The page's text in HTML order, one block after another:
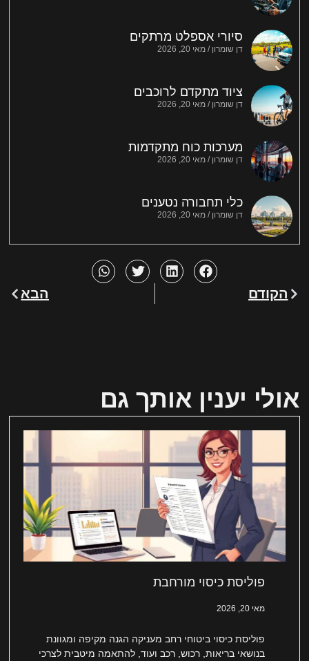
סיורי אספלט מרתקים
דן שומרון מאי 20, 2026
ציוד מתקדם לרוכבים
דן שומרון מאי 20, 2026
מערכות כוח מתקדמות
דן שומרון מאי 20, 2026
כלי תחבורה נטענים
דן שומרון מאי 20, 2026
הקודם הבא
אולי יענין אותך גם
פוליסת כיסוי מורחבת
מאי 20, 2026
פוליסת כיסוי ביטוחי רחב מעניקה הגנה מקיפה ומגוונת
בנושאי בריאות, רכוש, רכב ועוד, להתאמה מיטבית לצרכי